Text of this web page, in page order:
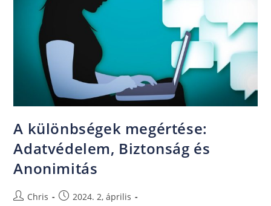
A különbségek megértése:
Adatvédelem, Biztonság és
Anonimitás
Chris
2024. 2, április